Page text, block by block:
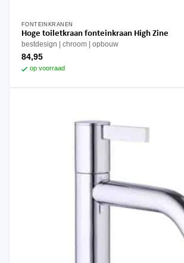
FONTEINKRANEN
Hoge toiletkraan fonteinkraan High Zine
bestdesign chroom opbouw
84,95
op voorraad